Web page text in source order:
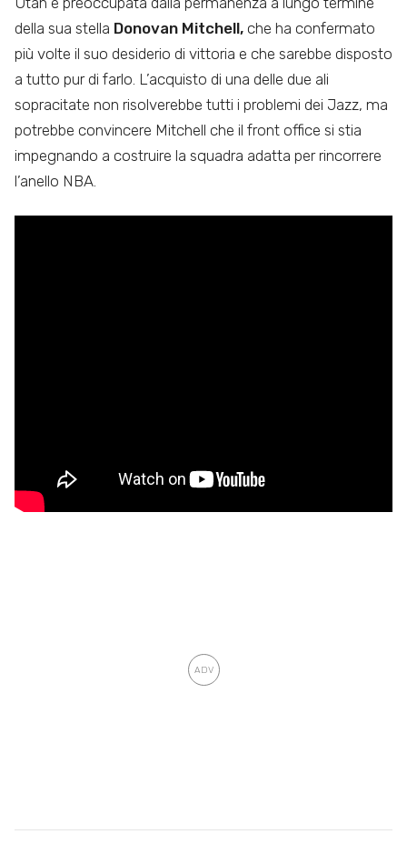
della sua stella Donovan Mitchell, che ha confermato
più volte il suo desiderio di vittoria e che sarebbe disposto
a tutto pur di farlo. L’acquisto di una delle due ali
sopracitate non risolverebbe tutti i problemi dei Jazz, ma
potrebbe convincere Mitchell che il front office si stia
impegnando a costruire la squadra adatta per rincorrere
l’anello NBA.